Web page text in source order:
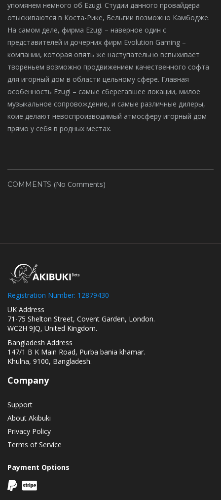
упомянем немного об Ezugi. Студии данного провайдера
отыскиваются в Коста-Рике, Бельгии возможно Камбодже.
На самом деле, фирма Ezugi – наверное один с
представителей и дочерних фирм Evolution Gaming –
компании, которая опять же наступательно вспыхивает
твореньем возможно продвижением качественного софта
для игорный дом в области цельному сфере. Главная
особенность Ezugi – самые сберегавшее локации, милое
музыкальное сопровождение, и самые различные дилеры,
коие делают невоспроизводимый атмосферу игорный дом
прямо у себя в родных местах.
COMMENTS (No Comments)
Registration Number: 12879430
UK Address
71-75 Shelton Street, Covent Garden, London.
WC2H 9JQ, United Kingdom.
Bangladesh Address
147/1 B K Main Road, Purba bania khamar.
Khulna, 9100, Bangladesh.
Company
Support
About Akibuki
Privacy Policy
Terms of Service
Payment Options